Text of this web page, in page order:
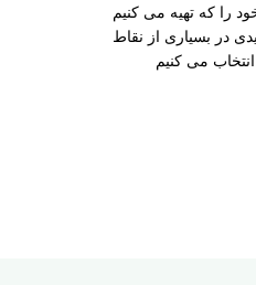
را که تهیه می کنیم
در بسیاری از نقاط